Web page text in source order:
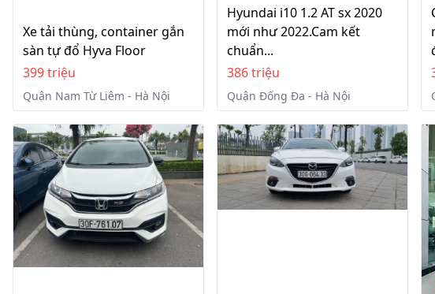
Xe tải thùng, container gắn
sàn tự đổ Hyva Floor
399 triệu
Quận Nam Từ Liêm - Hà Nội
Hyundai i10 1.2 AT sx 2020
mới như 2022.Cam kết
chuẩn...
386 triệu
Quận Đống Đa - Hà Nội